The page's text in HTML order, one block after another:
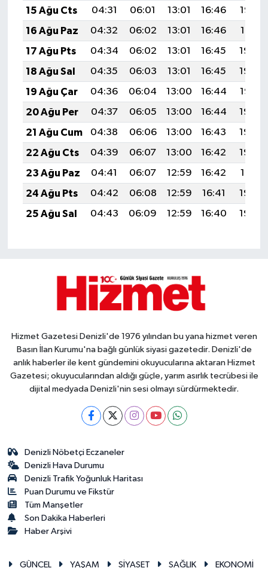
15 Ağu Cts
04:31 06:01 13:01 16:46
19:52
16 Ağu Paz
04:32 06:02 13:01 16:46
19:51
17 Ağu Pts
04:34 06:02 13:01 16:45
19:49
18 Ağu Sal
04:35 06:03 13:01 16:45
19:48
19 Ağu Çar
04:36 06:04 13:00 16:44
19:47
20 Ağu Per
04:37 06:05 13:00 16:44
19:46
21 Ağu Cum
04:38 06:06 13:00 16:43
19:44
22 Ağu Cts
04:39 06:07 13:00 16:42
19:43
23 Ağu Paz
04:41 06:07 12:59 16:42
19:41
24 Ağu Pts
04:42 06:08 12:59 16:41
19:40
25 Ağu Sal
04:43 06:09 12:59 16:40 19:39
Hizmet Gazetesi Denizli'de 1976 yılından bu yana hizmet veren
Basın İlan Kurumu'na bağlı günlük siyasi gazetedir. Denizli'de
anlık haberler ile kent gündemini okuyucularına aktaran Hizmet
Gazetesi; okuyucularından aldığı güçle, yarım asırlık tecrübesi ile
dijital medyada Denizli'nin sesi olmayı sürdürmektedir.
Denizli Nöbetçi Eczaneler
Denizli Hava Durumu
Denizli Trafik Yoğunluk Haritası
Puan Durumu ve Fikstür
Tüm Manşetler
Son Dakika Haberleri
Haber Arşivi
GÜNCEL YAŞAM SİYASET SAĞLIK EKONOMİ